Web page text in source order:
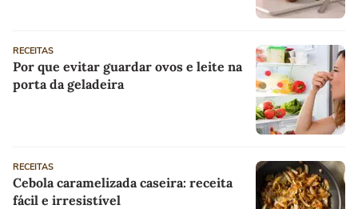
RECEITAS
Por que evitar guardar ovos e leite na
porta da geladeira
RECEITAS
Cebola caramelizada caseira: receita
fácil e irresistível